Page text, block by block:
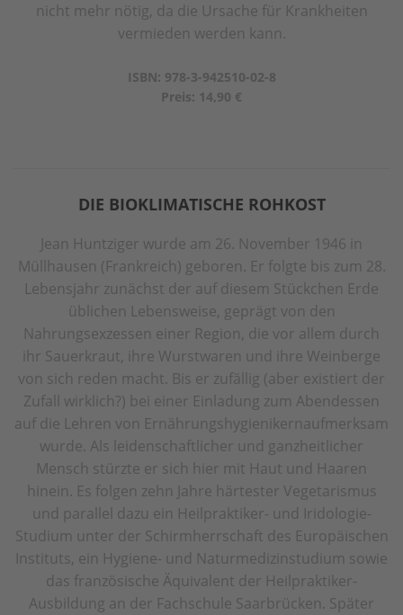
nicht mehr nötig, da die Ursache für Krankheiten
vermieden werden kann.
ISBN: 978-3-942510-02-8
Preis: 14,90 €
DIE BIOKLIMATISCHE ROHKOST
Jean Huntziger wurde am 26. November 1946 in
Müllhausen (Frankreich) geboren. Er folgte bis zum 28.
Lebensjahr zunächst der auf diesem Stückchen Erde
üblichen Lebensweise, geprägt von den
Nahrungsexzessen einer Region, die vor allem durch
ihr Sauerkraut, ihre Wurstwaren und ihre Weinberge
von sich reden macht. Bis er zufällig (aber existiert der
Zufall wirklich?) bei einer Einladung zum Abendessen
auf die Lehren von Ernährungshygienikernaufmerksam
wurde. Als leidenschaftlicher und ganzheitlicher
Mensch stürzte er sich hier mit Haut und Haaren
hinein. Es folgen zehn Jahre härtester Vegetarismus
und parallel dazu ein Heilpraktiker- und Iridologie-
Studium unter der Schirmherrschaft des Europäischen
Instituts, ein Hygiene- und Naturmedizinstudium sowie
das französische Äquivalent der Heilpraktiker-
Ausbildung an der Fachschule Saarbrücken. Später